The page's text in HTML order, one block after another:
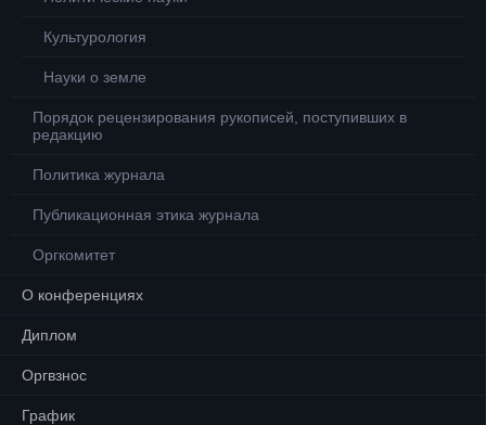
Культурология
Науки о земле
Порядок рецензирования рукописей, поступивших в
редакцию
Политика журнала
Публикационная этика журнала
Оргкомитет
О конференциях
Диплом
Оргвзнос
График